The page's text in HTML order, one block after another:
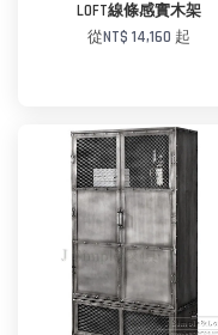
LOFT線條感實木架
從NT$ 14,160 起
加入購物車